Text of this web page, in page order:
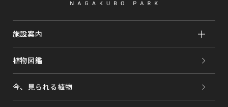
個人情報の保護に最大限の注意を払います。当社の安全
管理の方針につきましては以下に明示し、これに従いま
【安全管理指針】
・個人情報の正確性を保ち安全に管理いたします。
・不正なアクセス、漏洩、コンピューターウィルス等に
施設案内
植物図鑑
今、見られる植物